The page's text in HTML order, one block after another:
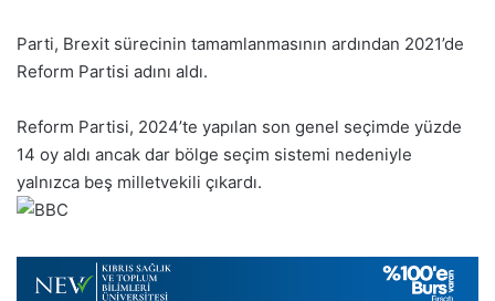
Parti, Brexit sürecinin tamamlanmasının ardından 2021’de
Reform Partisi adını aldı.
Reform Partisi, 2024’te yapılan son genel seçimde yüzde
14 oy aldı ancak dar bölge seçim sistemi nedeniyle
yalnızca beş milletvekili çıkardı.